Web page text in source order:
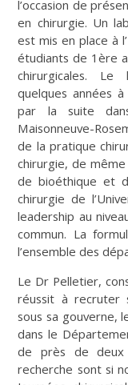
l’occasion de
en chirurgie. Un
est mis en place à
étudiants de 1ère
chirurgicales.
quelques années
par la suite
Maisonneuve-
de la pratique
chirurgie, de même
de bioéthique et
chirurgie de
leadership au
commun. La
l’ensemble des
Le Dr Pelletier,
réussit à recruter
sous sa gouverne,
dans le
de près de deux
recherche sont si